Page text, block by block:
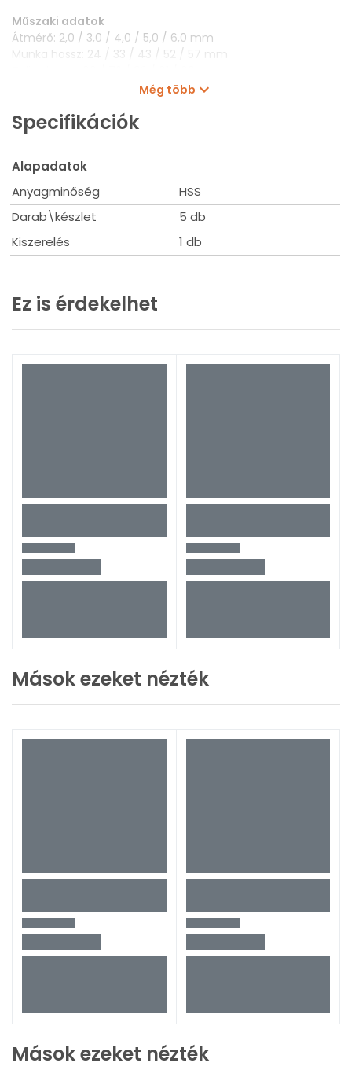
Műszaki adatok
Átmérő: 2,0 / 3,0 / 4,0 / 5,0 / 6,0 mm
Munka hossz: 24 / 33 / 43 / 52 / 57 mm
Még több
Specifikációk
Alapadatok
Anyagminőség
HSS
Darab\készlet
5 db
Kiszerelés
1 db
Ez is érdekelhet
Mások ezeket nézték
Mások ezeket nézték